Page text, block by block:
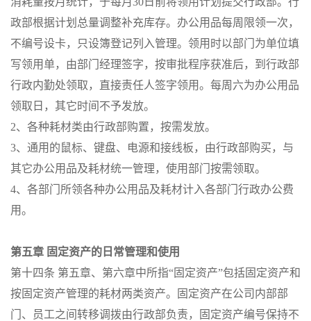
政部根据计划总量调整补充库存。办公用品每周限领一次，
不编号设卡，只设簿登记列入管理。领用时以部门为单位填
写领用单，由部门经理签字，按审批程序获准后，到行政部
行政内勤处领取，直接责任人签字领用。每周六为办公用品
领取日，其它时间不予发放。
2、各种耗材类由行政部购置，按需发放。
3、通用的鼠标、键盘、电源和接线板，由行政部购买，与
其它办公用品及耗材统一管理，使用部门按需领取。
4、各部门所领各种办公用品及耗材计入各部门行政办公费
用。
第五章 固定资产的日常管理和使用
第十四条 第五章、第六章中所指“固定资产”包括固定资产和
按固定资产管理的耗材两类资产。固定资产在公司内部部
门、员工之间转移调拨由行政部负责，固定资产编号保持不